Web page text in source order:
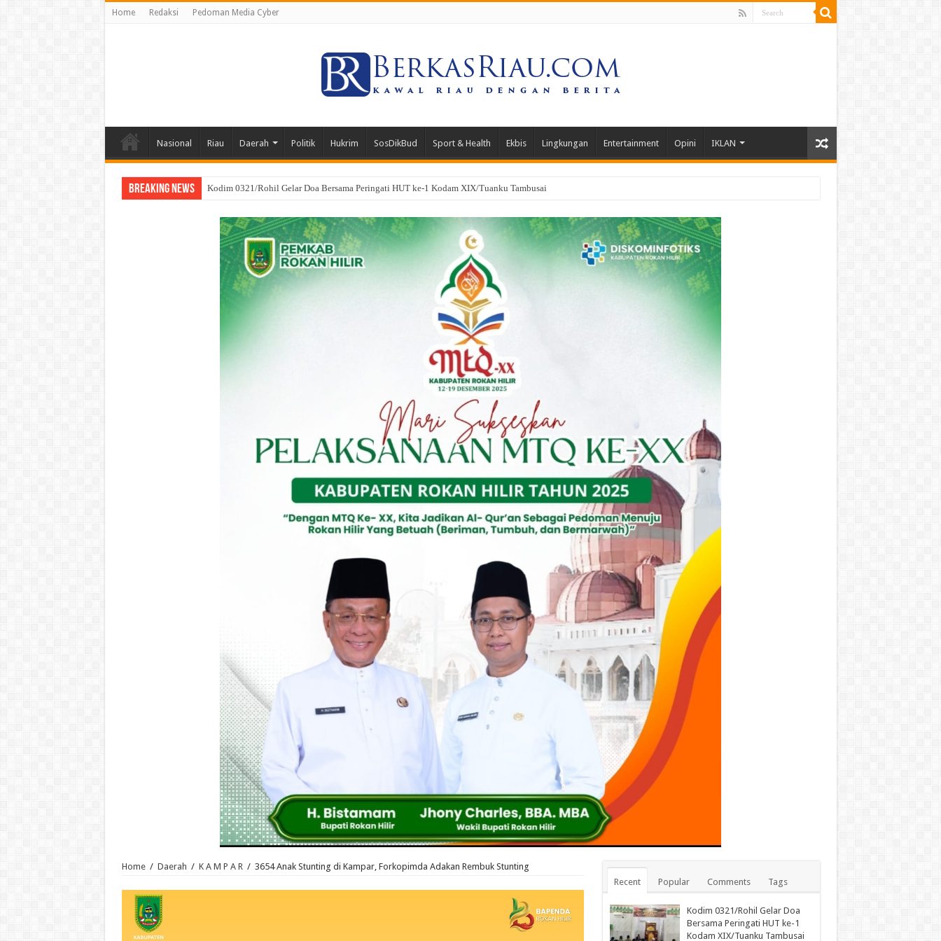
Home Redaksi Pedoman Media Cyber
Nasional Riau Daerah Politik Hukrim SosDikBud Sport & Health Ekbis Lingkungan Entertainment Opini IKLAN
Breaking News SRI WAHYULI Sukses Menangkan PK di Mahkamah Agung, Hukuman Klien Kasus Narkotika Dipangkas 3 Tahun
Home / Daerah / K A M P A R / 3654 Anak Stunting di Kampar, Forkopimda Adakan Rembuk Stunting
Recent
Popular Comments Tags
Kodim 0321/Rohil Gelar Doa
Bersama Peringati HUT ke-1
Kodam XIX/Tuanku Tambusai